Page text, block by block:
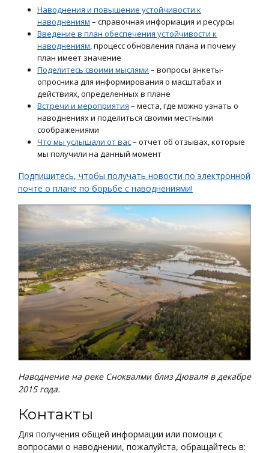
Наводнения и повышение устойчивости к
наводнениям – справочная информация и ресурсы
Введение в план обеспечения устойчивости к
наводнениям, процесс обновления плана и почему
план имеет значение
Поделитесь своими мыслями – вопросы анкеты-
опросника для информирования о масштабах и
действиях, определенных в плане
Встречи и мероприятия – места, где можно узнать о
наводнениях и поделиться своими местными
соображениями
Что мы услышали от вас– отчет об отзывах, которые
мы получили на данный момент
Подпишитесь, чтобы получать новости по электронной
почте о плане по борьбе с наводнениями!
Наводнение на реке Сноквалми близ Дюваля в декабре
2015 года.
Контакты
Для получения общей информации или помощи с
вопросами о наводнении, пожалуйста, обращайтесь в: